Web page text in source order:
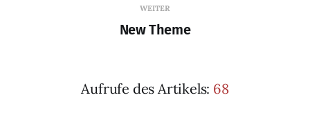
WEITER
New Theme
Aufrufe des Artikels: 68